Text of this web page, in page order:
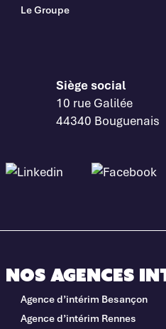
Le Groupe
Siège social
10 rue Galilée
44340 Bouguenais
Nos agences
Agence d’intérim Besançon
Agence d’intérim Rennes